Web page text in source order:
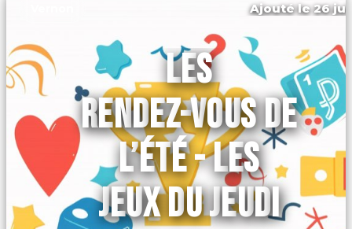
Ajouté le 26
LES
RENDEZ-VOUS DE
L’ÉTÉ - LES
JEUX DU JEUDI